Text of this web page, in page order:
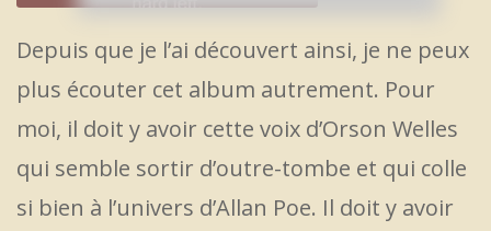
Depuis que je l’ai découvert ainsi, je ne peux
plus écouter cet album autrement. Pour
moi, il doit y avoir cette voix d’Orson Welles
qui semble sortir d’outre-tombe et qui colle
si bien à l’univers d’Allan Poe. Il doit y avoir